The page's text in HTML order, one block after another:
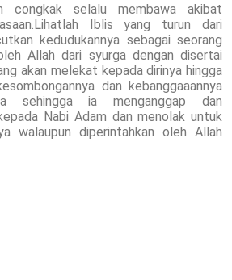
congkak selalu membawa akibat
Iblis yang turun dari
kedudukannya sebagai seorang
Allah dari syurga dengan disertai
akan melekat kepada dirinya hingga
dan kebanggaaannya
sehingga ia menganggap dan
Nabi Adam dan menolak untuk
walaupun diperintahkan oleh Allah